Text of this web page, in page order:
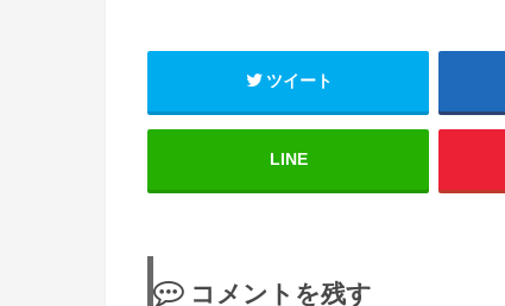
ツイート
LINE
コメントを残す